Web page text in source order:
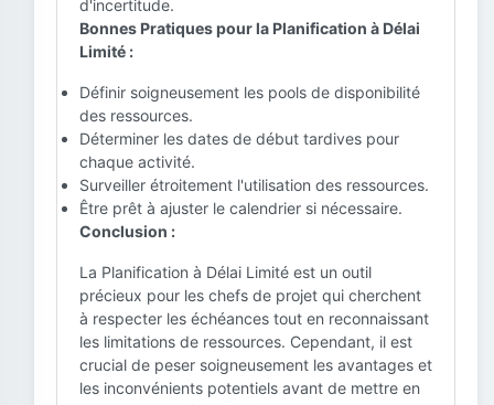
d'incertitude.
Bonnes Pratiques pour la Planification à Délai
Limité :
Définir soigneusement les pools de disponibilité
des ressources.
Déterminer les dates de début tardives pour
chaque activité.
Surveiller étroitement l'utilisation des ressources.
Être prêt à ajuster le calendrier si nécessaire.
Conclusion :
La Planification à Délai Limité est un outil
précieux pour les chefs de projet qui cherchent
à respecter les échéances tout en reconnaissant
les limitations de ressources. Cependant, il est
crucial de peser soigneusement les avantages et
les inconvénients potentiels avant de mettre en